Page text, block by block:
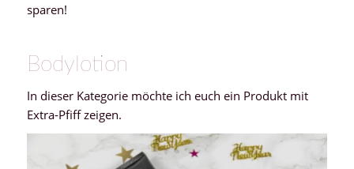
sparen!
Bodylotion
In dieser Kategorie möchte ich euch ein Produkt mit
Extra-Pfiff zeigen.